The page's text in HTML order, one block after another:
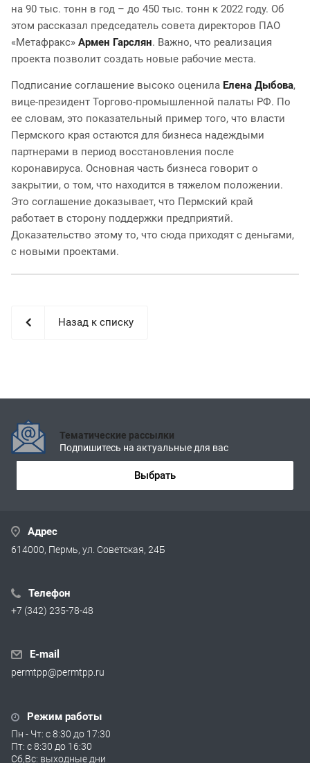
на 90 тыс. тонн в год – до 450 тыс. тонн к 2022 году. Об
этом рассказал председатель совета директоров ПАО
«Метафракс» Армен Гарслян. Важно, что реализация
проекта позволит создать новые рабочие места.
Подписание соглашение высоко оценила Елена Дыбова,
вице-президент Торгово-промышленной палаты РФ. По
ее словам, это показательный пример того, что власти
Пермского края остаются для бизнеса надеждыми
партнерами в период восстановления после
коронавируса. Основная часть бизнеса говорит о
закрытии, о том, что находится в тяжелом положении.
Это соглашение доказывает, что Пермский край
работает в сторону поддержки предприятий.
Доказательство этому то, что сюда приходят с деньгами,
с новыми проектами.
Назад к списку
Тематические рассылки
Подпишитесь на актуальные для вас
Выбрать
Адрес
614000, Пермь, ул. Советская, 24Б
Телефон
+7 (342) 235-78-48
E-mail
permtpp@permtpp.ru
Режим работы
Пн - Чт: с 8:30 до 17:30
Пт: с 8:30 до 16:30
Сб,Вс: выходные дни